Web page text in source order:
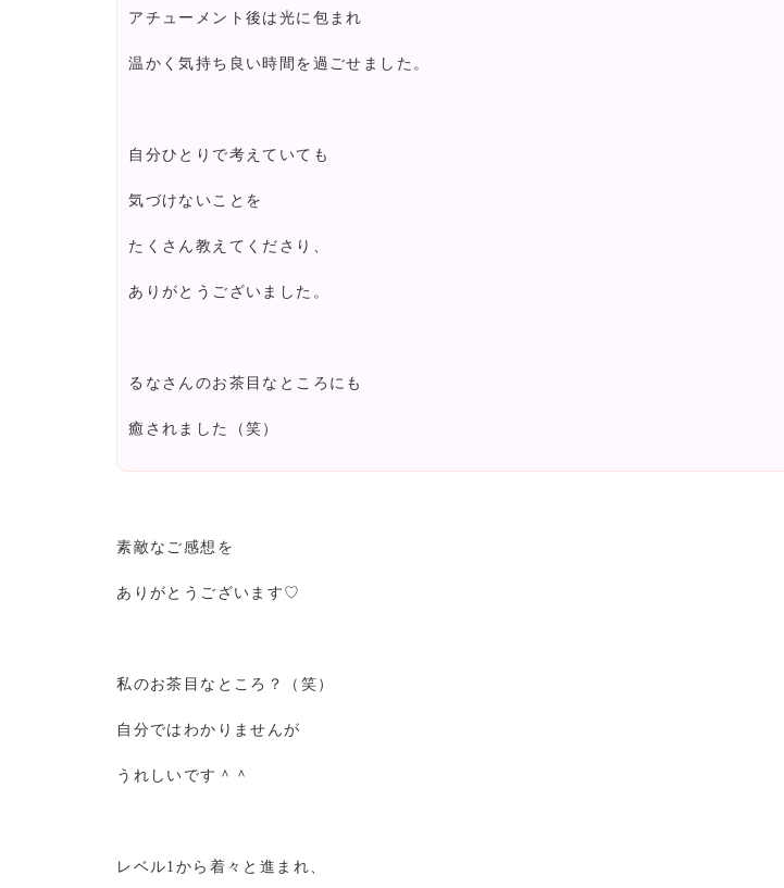
アチューメント後は光に包まれ
温かく気持ち良い時間を過ごせました。
自分ひとりで考えていても
気づけないことを
たくさん教えてくださり、
ありがとうございました。
るなさんのお茶目なところにも
癒されました（笑）
素敵なご感想を
ありがとうございます♡
私のお茶目なところ？（笑）
自分ではわかりませんが
うれしいです＾＾
レベル1から着々と進まれ、